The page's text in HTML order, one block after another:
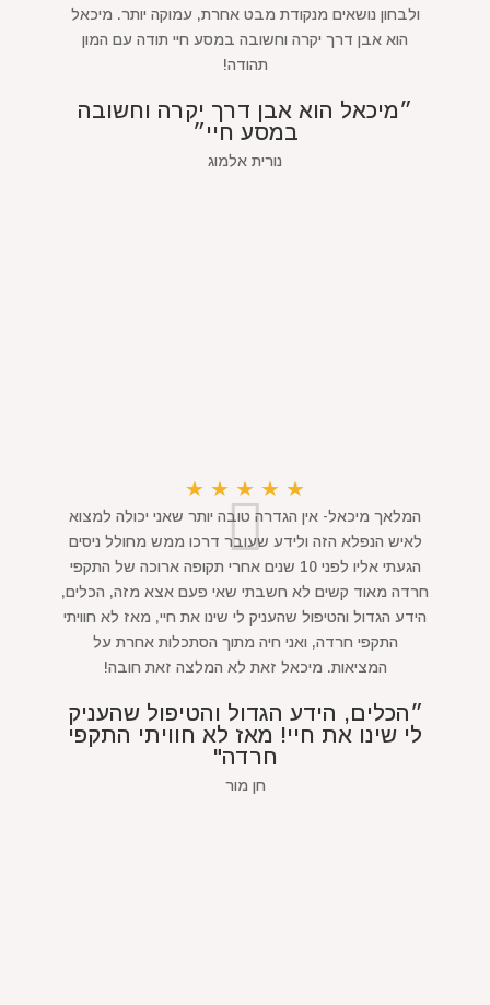
ולבחון נושאים מנקודת מבט אחרת, עמוקה יותר. מיכאל
הוא אבן דרך יקרה וחשובה במסע חיי תודה עם המון
תהודה!
״מיכאל הוא אבן דרך יקרה וחשובה
במסע חיי״
נורית אלמוג
★
★
★
★
★
המלאך מיכאל- אין הגדרה טובה יותר שאני יכולה למצוא
לאיש הנפלא הזה ולידע שעובר דרכו ממש מחולל ניסים
הגעתי אליו לפני 10 שנים אחרי תקופה ארוכה של התקפי
חרדה מאוד קשים לא חשבתי שאי פעם אצא מזה, הכלים,
הידע הגדול והטיפול שהעניק לי שינו את חיי, מאז לא חוויתי
התקפי חרדה, ואני חיה מתוך הסתכלות אחרת על
המציאות. מיכאל זאת לא המלצה זאת חובה!
״הכלים, הידע הגדול והטיפול שהעניק
לי שינו את חיי! מאז לא חוויתי התקפי
חרדה"
חן מור